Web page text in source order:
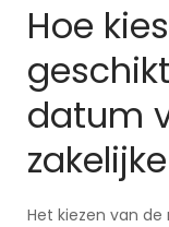
Hoe
datum
Het kiezen van